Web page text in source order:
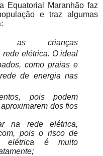
Equatorial Maranhão faz
e traz algumas
crianças
elétrica. O ideal
como praias e
de energia nas
pois podem
dos fios
na rede elétrica,
pois o risco de
elétrica é muito